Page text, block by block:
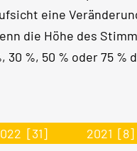
eine
die Höhe des
30 %, 50 % oder 75
[31] 2021 [8]